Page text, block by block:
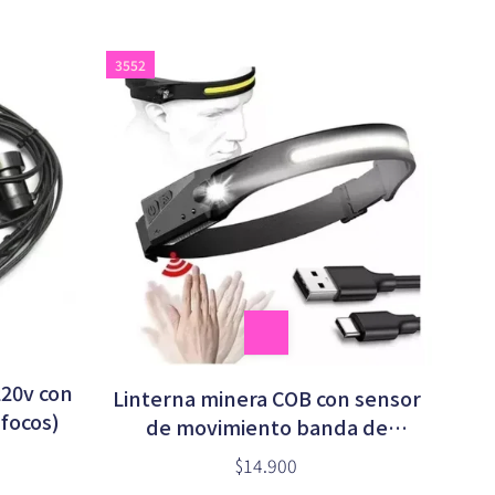
con
3552
Linterna minera COB con sensor
de movimiento banda de
silicona -LX200-
$14.900